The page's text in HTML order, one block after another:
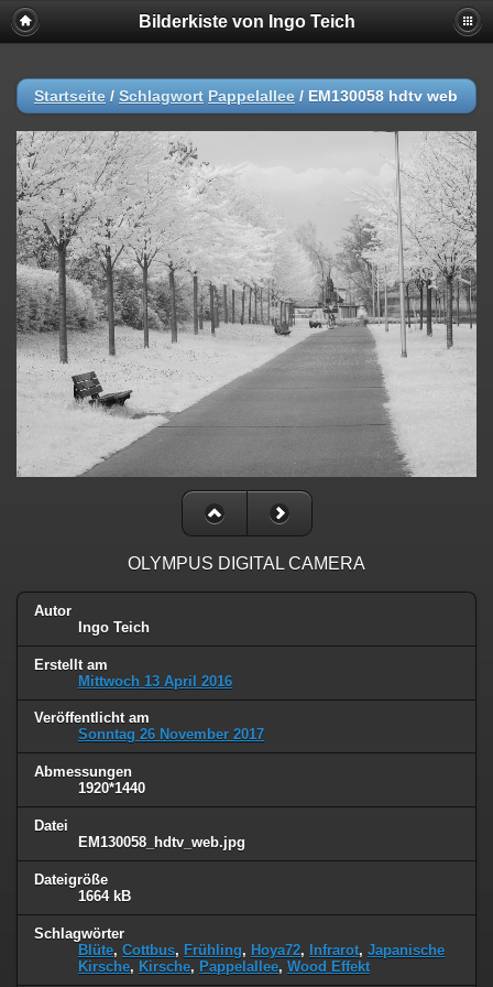
Bilderkiste von Ingo Teich
Startseite / Schlagwort Pappelallee / EM130058 hdtv web
OLYMPUS DIGITAL CAMERA
Autor
Ingo Teich
Erstellt am
Mittwoch 13 April 2016
Veröffentlicht am
Sonntag 26 November 2017
Abmessungen
1920*1440
Datei
EM130058_hdtv_web.jpg
Dateigröße
1664 kB
Schlagwörter
Blüte, Cottbus, Frühling, Hoya72, Infrarot, Japanische
Kirsche, Kirsche, Pappelallee, Wood Effekt